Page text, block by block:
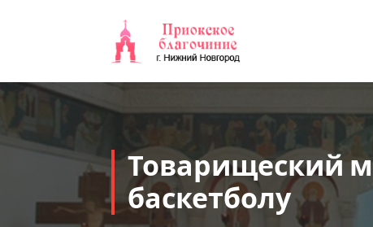
Товарищеский
баскетболу